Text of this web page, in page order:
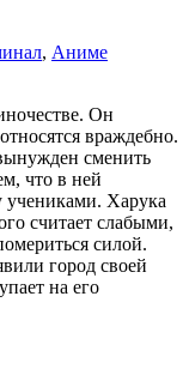
, Аниме
Он
враждебно.
сменить
что в ней
учениками. Харука
считает слабыми,
силой.
город своей
на его